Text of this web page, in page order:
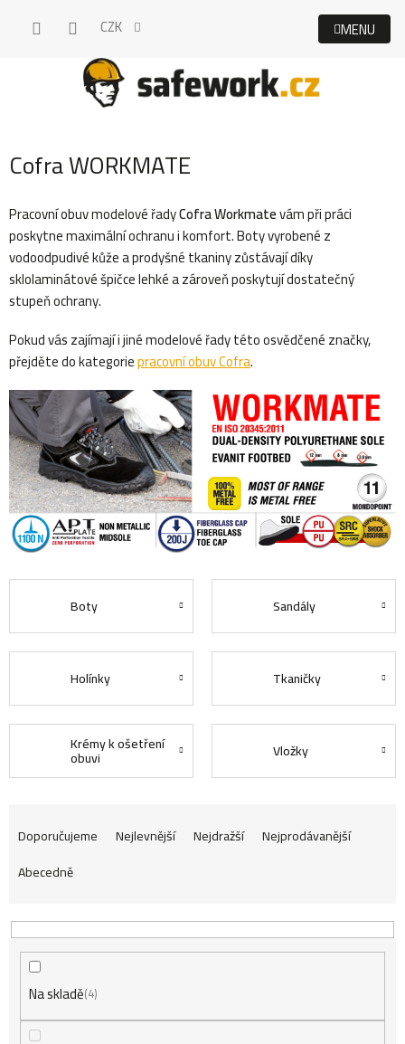
CZK
Cofra WORKMATE
Pracovní obuv modelové řadyCofra Workmatevám při práci
poskytne maximální ochranu i komfort. Boty vyrobené z
vodoodpudivé kůže a prodyšné tkaniny zůstávají díky
sklolaminátové špičce lehké a zároveň poskytují dostatečný
stupeň ochrany.
Pokud vás zajímají i jiné modelové řady této osvědčené značky,
přejděte do kategoriepracovní obuv Cofra.
Boty Sandály
Holínky Tkaničky
Krémy k ošetření
obuvi Vložky
Ř
a
z
e
Doporučujeme Nejlevnější Nejdražší
Nejprodávanější
Abecedně
Na skladě 4